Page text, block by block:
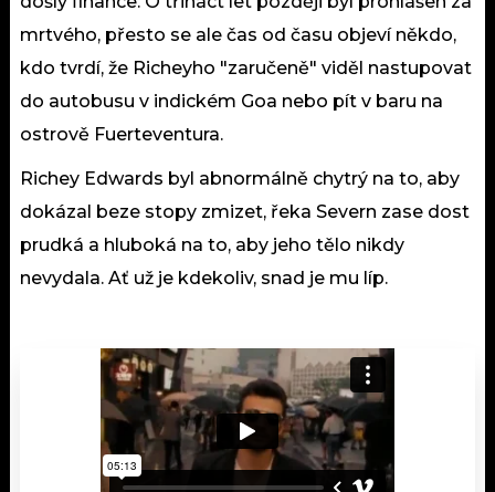
mrtvého, přesto se ale čas od času objeví někdo,
kdo tvrdí, že Richeyho "zaručeně" viděl nastupovat
do autobusu v indickém Goa nebo pít v baru na
ostrově Fuerteventura.
Richey Edwards byl abnormálně chytrý na to, aby
dokázal beze stopy zmizet, řeka Severn zase dost
prudká a hluboká na to, aby jeho tělo nikdy
nevydala. Ať už je kdekoliv, snad je mu líp.